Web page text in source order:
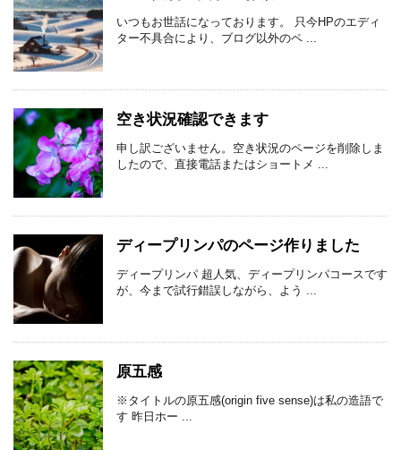
いつもお世話になっております。 只今HPのエディ
ター不具合により、ブログ以外のペ ...
空き状況確認できます
申し訳ございません。空き状況のページを削除しま
したので、直接電話またはショートメ ...
ディープリンパのページ作りました
ディープリンパ 超人気、ディープリンパコースです
が、今まで試行錯誤しながら、よう ...
原五感
※タイトルの原五感(origin five sense)は私の造語で
す 昨日ホー ...